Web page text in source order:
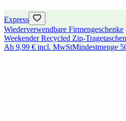
Express
Wiederverwendbare Firmengeschenke
Weekender Recycled Zip-Tragetaschen
Ab 9,99 € incl. MwStMindestmenge